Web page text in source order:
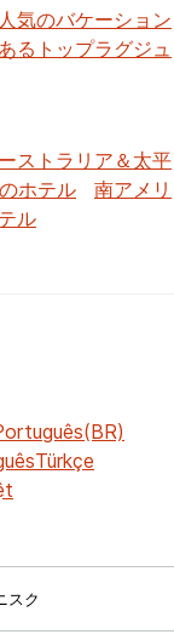
人気のバケーション
るトップラグジュ
ストラリア＆太平
ホテル
南アメリ
ル
Türkçe
スク